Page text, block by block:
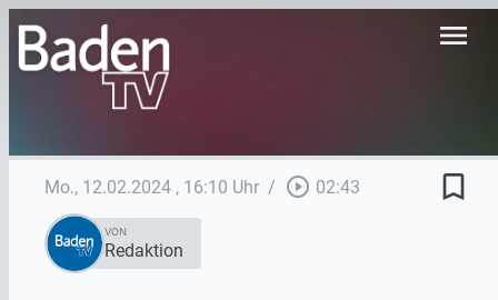
menu
Mo., 12.02.2024 , 16:10 Uhr / play_circle_outline 02:43 bookmark_border
VON
Redaktion